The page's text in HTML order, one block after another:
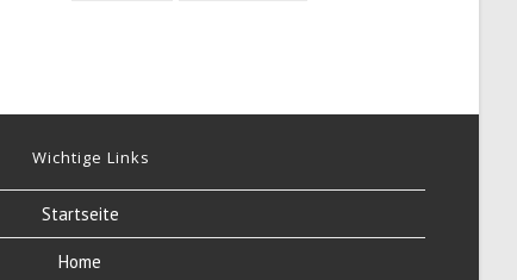
Wichtige Links
Startseite
Home